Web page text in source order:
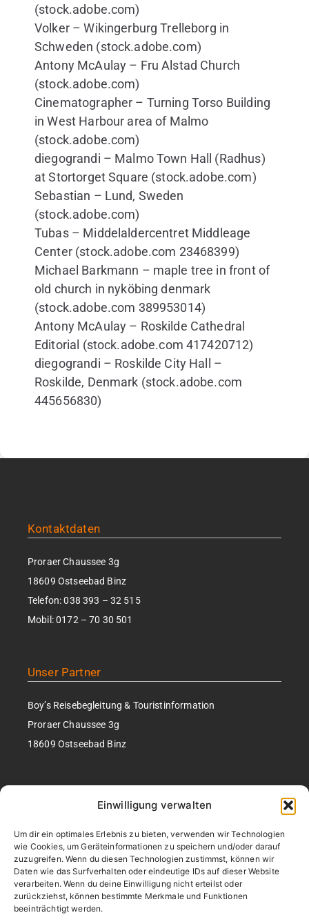
Einwilligung verwalten
Um dir ein optimales Erlebnis zu bieten, verwenden wir Technologien
wie Cookies, um Geräteinformationen zu speichern und/oder darauf
zuzugreifen. Wenn du diesen Technologien zustimmst, können wir
Daten wie das Surfverhalten oder eindeutige IDs auf dieser Website
verarbeiten. Wenn du deine Einwilligung nicht erteilst oder
zurückziehst, können bestimmte Merkmale und Funktionen
beeinträchtigt werden.
(stock.adobe.com)
Volker – Wikingerburg Trelleborg in
Schweden (stock.adobe.com)
Antony McAulay – Fru Alstad Church
(stock.adobe.com)
Cinematographer – Turning Torso Building
in West Harbour area of Malmo
(stock.adobe.com)
diegograndi – Malmo Town Hall (Radhus)
at Stortorget Square (stock.adobe.com)
Sebastian – Lund, Sweden
(stock.adobe.com)
Tubas – Middelaldercentret Middleage
Center (stock.adobe.com 23468399)
Michael Barkmann – maple tree in front of
old church in nyköbing denmark
(stock.adobe.com 389953014)
Antony McAulay – Roskilde Cathedral
Editorial (stock.adobe.com 417420712)
diegograndi – Roskilde City Hall –
Roskilde, Denmark (stock.adobe.com
445656830)
Kontaktdaten
Proraer Chaussee 3g
18609 Ostseebad Binz
Telefon:038 393 – 32 515
Mobil:0172 – 70 30 501
Unser Partner
Boy’s Reisebegleitung & Touristinformation
Proraer Chaussee 3g
18609 Ostseebad Binz
AGB
Impressum
Datenschutzerklärung
Barrierefrei­heits­erklärung